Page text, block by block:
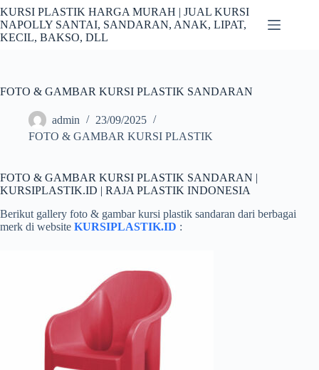
Skip
to
content
KURSI PLASTIK HARGA MURAH | JUAL KURSI
NAPOLLY SANTAI, SANDARAN, ANAK, LIPAT,
KECIL, BAKSO, DLL
FOTO & GAMBAR KURSI PLASTIK SANDARAN
admin
23/09/2025
FOTO & GAMBAR KURSI PLASTIK
FOTO & GAMBAR KURSI PLASTIK SANDARAN |
KURSIPLASTIK.ID | RAJA PLASTIK INDONESIA
Berikut gallery foto & gambar kursi plastik sandaran dari berbagai
merk di website KURSIPLASTIK.ID :